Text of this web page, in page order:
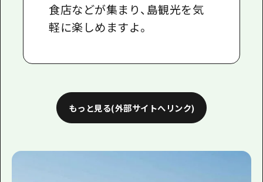
食店などが集まり、島観光を気
軽に楽しめますよ。
もっと見る(外部サイトへリンク)